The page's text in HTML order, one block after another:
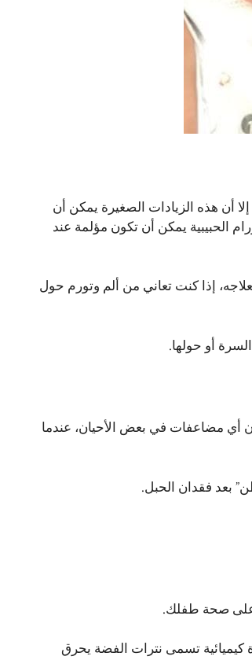
أن هذه الزيادات الصغيرة يمكن أن
الحبيبية يمكن أن تكون مؤلمة عند
إذا كنت تعاني من ألم وتورم حول
أو حولها.
أي مضاعفات في بعض الأحيان، عندما
بعد فقدان الحبل.
على صحة طفلك.
كيميائية تسمى نترات الفضة يحرق